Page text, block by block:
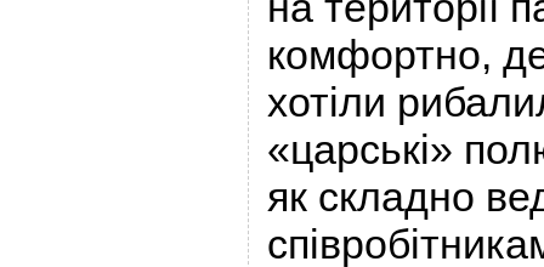
комфортно, де
хотіли
«царські»
як складно